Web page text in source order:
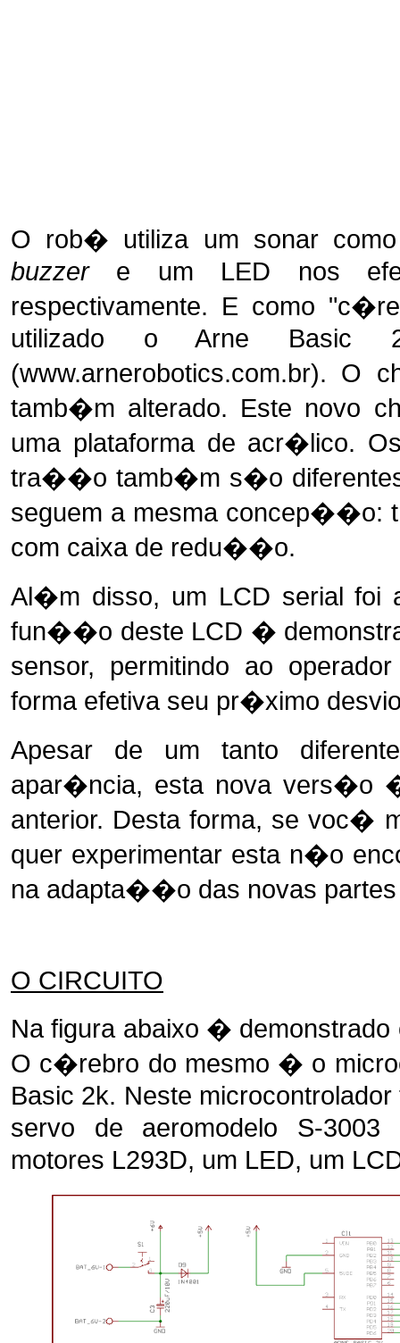
O rob� utiliza um sonar
buzzere um LED nos
respectivamente. E como
utilizado o Arne Basic
(www.arnerobotics.com.br). O
tamb�m alterado. Este novo
uma plataforma de acr�lico.
tra��o tamb�m s�o diferentes
seguem a mesma concep��o:
com caixa de redu��o.
Al�m disso, um LCD serial foi
fun��o deste LCD �
sensor, permitindo ao
forma efetiva seu pr�ximo
Apesar de um tanto
apar�ncia, esta nova vers�o
anterior. Desta forma, se voc�
quer experimentar esta n�o
na adapta��o das novas
O CIRCUITO
Na figura abaixo �
O c�rebro do mesmo � o
Basic 2k. Neste
servo de aeromodelo S-
motores L293D, um LED, um